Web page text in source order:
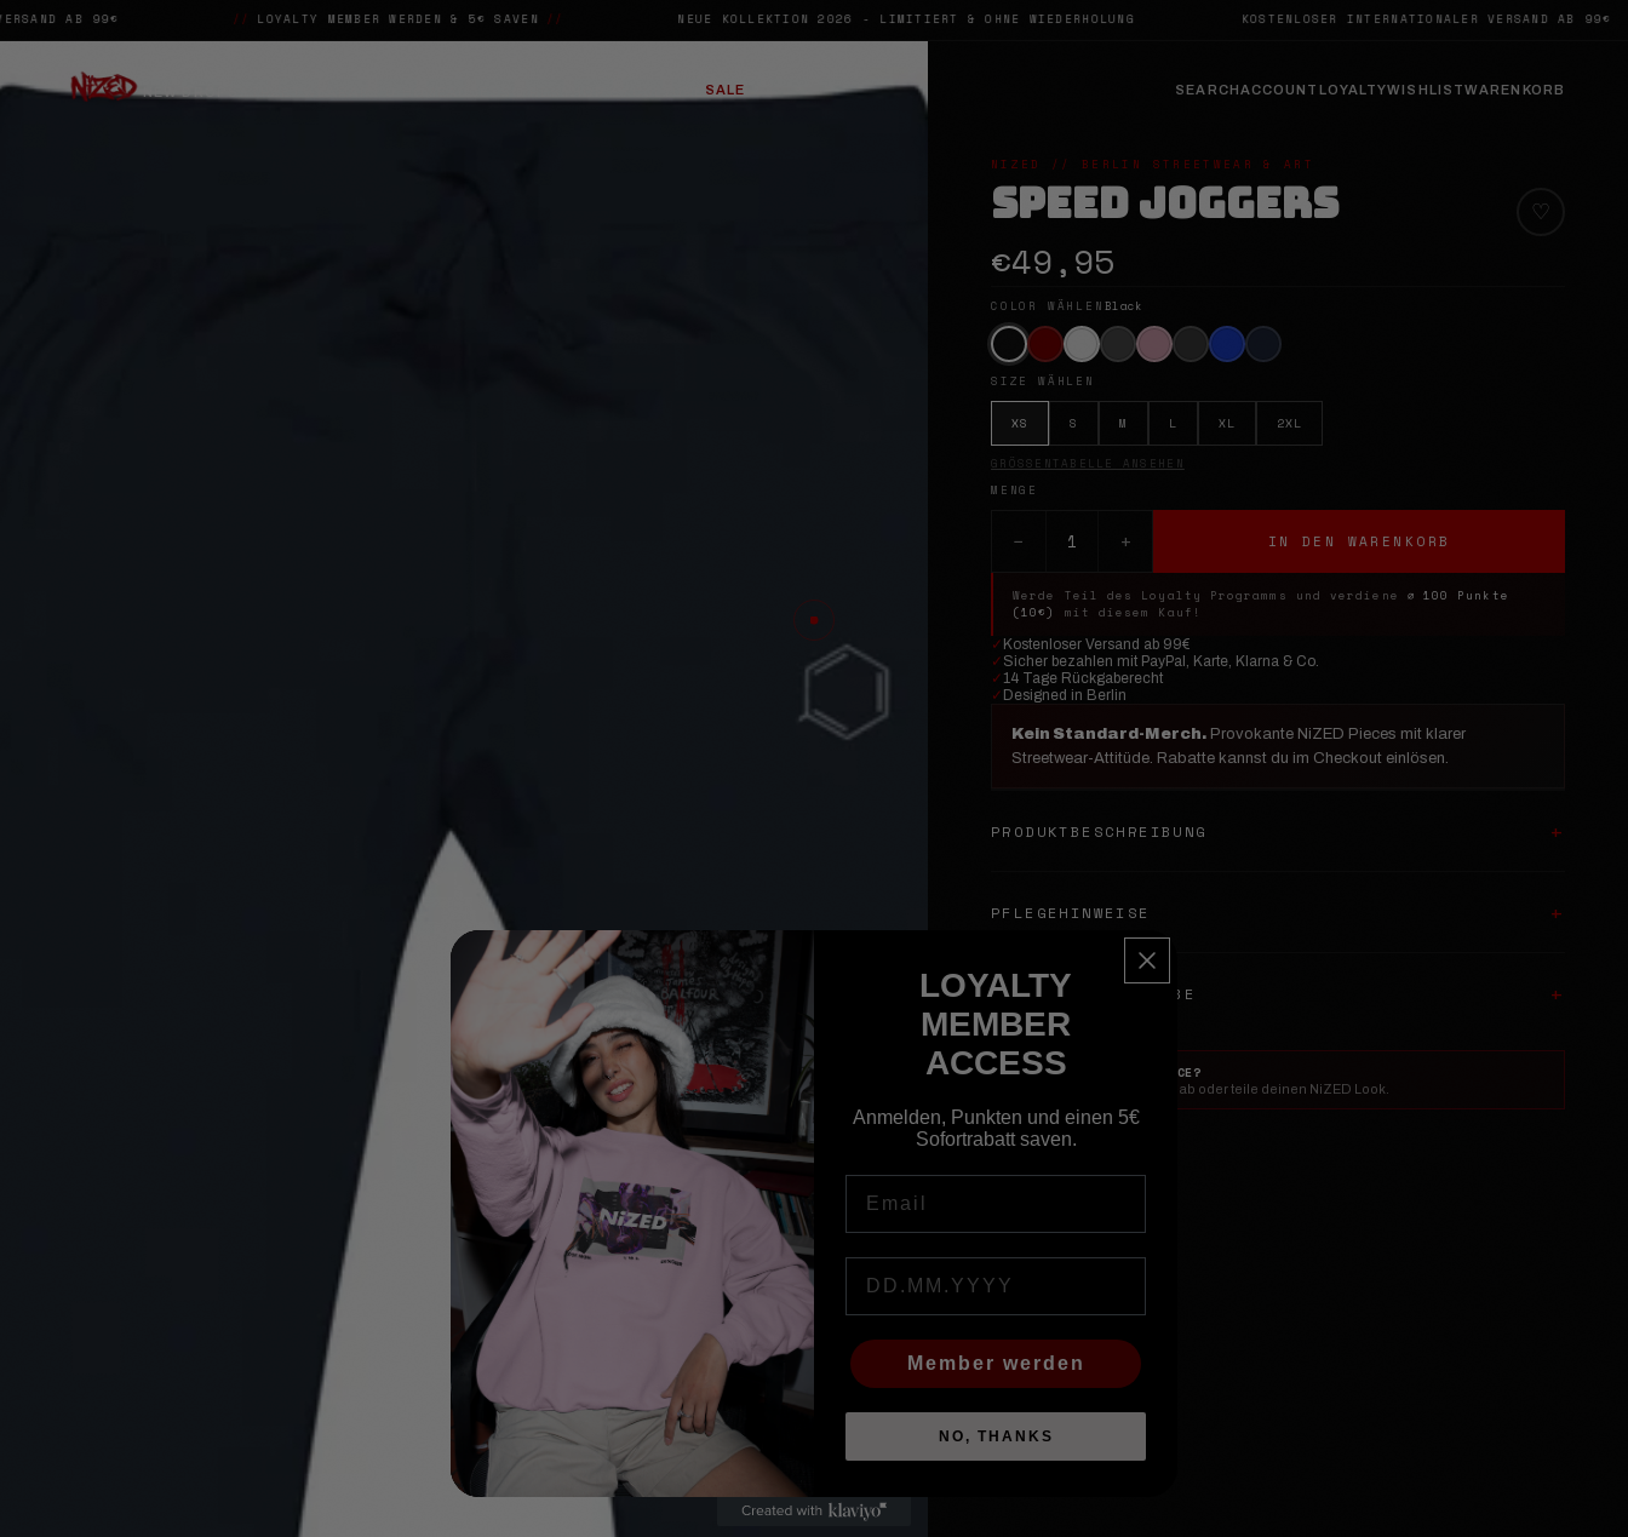
AB 99€ LOYALTY MEMBER WERDEN & 5€ SAVEN // NEUE KOLLEKTION 2026 - LIMITIERT & OHNE WIEDERHOLUNG KOSTENLOSER INTERNATIONALER VERSAND AB 99€
NEW DROPS SALE SEARCHACCOUNT LOYALTYWISHLISTWARENKORB
NIZED // BERLIN STREETWEAR & ART
SPEED JOGGERS ♡
€49,95
COLOR WÄHLEN Black
SIZE WÄHLEN
XS S M L XL 2XL
GRÖSSENTABELLE ANSEHEN
MENGE
− 1 + IN DEN WARENKORB
Werde Teil des Loyalty Programms und verdiene ⌀ 100 Punkte
(10€)
mit diesem Kauf!
✓ Kostenloser Versand ab 99€
✓ Sicher bezahlen mit PayPal, Karte, Klarna & Co.
✓ 14 Tage Rückgaberecht
✓ Designed in Berlin
Kein Standard-Merch. Provokante NiZED Pieces mit klarer
Streetwear-Attitüde. Rabatte kannst du im Checkout einlösen.
PRODUKTBESCHREIBUNG
PFLEGEHINWEISE
VERSAND & RÜCKGABE
DU BESITZT DIESES PIECE?
Gib eine echte Bewertung ab oder teile deinen NiZED Look.
LOYALTY
MEMBER
ACCESS
Anmelden, Punkten und einen 5€
Sofortrabatt saven.
Member werden
NO, THANKS